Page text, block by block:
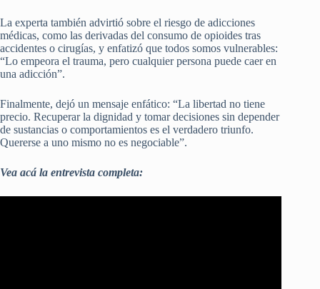
La experta también advirtió sobre el riesgo de adicciones
médicas, como las derivadas del consumo de opioides tras
accidentes o cirugías, y enfatizó que todos somos vulnerables:
“Lo empeora el trauma, pero cualquier persona puede caer en
una adicción”.
Finalmente, dejó un mensaje enfático: “La libertad no tiene
precio. Recuperar la dignidad y tomar decisiones sin depender
de sustancias o comportamientos es el verdadero triunfo.
Quererse a uno mismo no es negociable”.
Vea acá la entrevista completa: